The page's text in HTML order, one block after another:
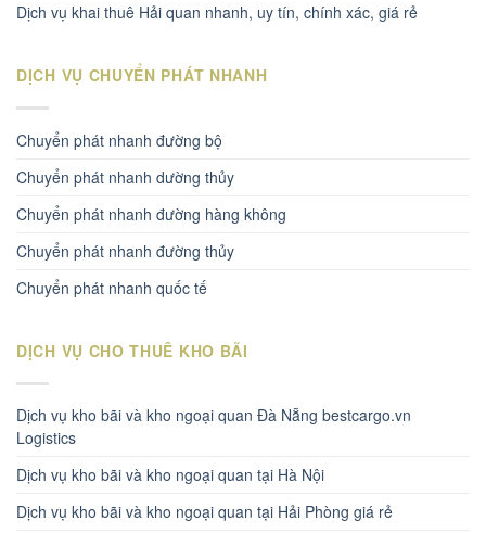
Dịch vụ khai thuê Hải quan nhanh, uy tín, chính xác, giá rẻ
DỊCH VỤ CHUYỂN PHÁT NHANH
Chuyển phát nhanh đường bộ
Chuyển phát nhanh dường thủy
Chuyển phát nhanh đường hàng không
Chuyển phát nhanh đường thủy
Chuyển phát nhanh quốc tế
DỊCH VỤ CHO THUÊ KHO BÃI
Dịch vụ kho bãi và kho ngoại quan Đà Nẵng bestcargo.vn
Logistics
Dịch vụ kho bãi và kho ngoại quan tại Hà Nội
Dịch vụ kho bãi và kho ngoại quan tại Hải Phòng giá rẻ